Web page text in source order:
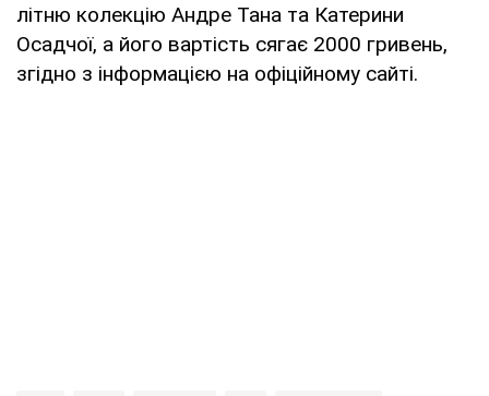
літню колекцію Андре Тана та Катерини
Осадчої, а його вартість сягає 2000 гривень,
згідно з інформацією на офіційному сайті.